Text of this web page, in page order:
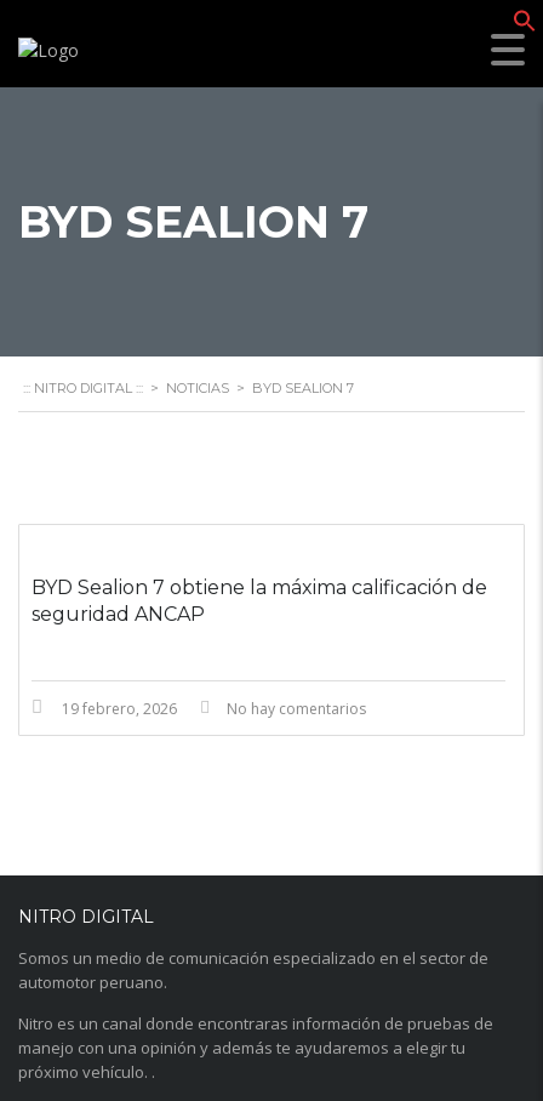
BYD SEALION 7
::: NITRO DIGITAL ::: > NOTICIAS > BYD SEALION 7
BYD Sealion 7 obtiene la máxima calificación de
seguridad ANCAP
19 febrero, 2026 No hay comentarios
NITRO DIGITAL
Somos un medio de comunicación especializado en el sector de
automotor peruano.
Nitro es un canal donde encontraras información de pruebas de
manejo con una opinión y además te ayudaremos a elegir tu
próximo vehículo. .